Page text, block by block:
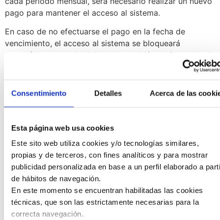
Consentimiento Detalles Acerca de las
Esta página web usa cookies
Este sito web utiliza cookies y/o tecnologías similares,
propias y de terceros, con fines analíticos y para mostrar
publicidad personalizada en base a un perfil elaborado a
de hábitos de navegación.
En este momento se encuentran habilitadas las cookies
técnicas, que son las estrictamente necesarias para la
correcta navegación.
pago para mantener el acceso al sistema.
En caso de no efectuarse el pago en la fecha de
vencimiento, el acceso al sistema se bloqueará
automáticamente, impidiendo la emisión de facturas, el
uso de las funcionalidades y la descarga de facturas ya
emitidas. Transcurridasdoce (12) horasdesde el
vencimiento, se enviará unnuevo intento de cobropara
la segunda emisión de cobro, dispondrá de un
plazo máximo deciento veinte (120) díasdesde
el vencimiento para regularizar la situación y
reactivar el servicio con la misma denominación y
CIF, manteniendo la recuperación de los datos y
facturas generados previamente.
Transcurrido dicho plazo de 120 días sin
regularización, todos los datos serán eliminados